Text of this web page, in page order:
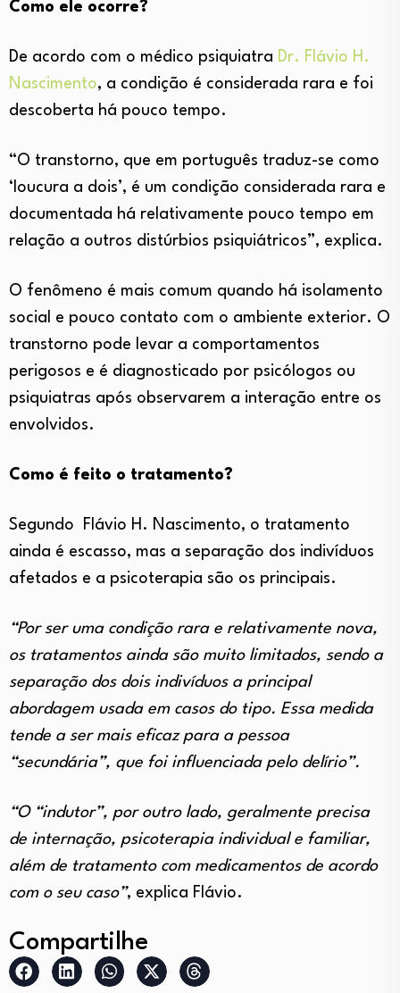
Como ele ocorre?
De acordo com o médico psiquiatra Dr. Flávio H.
Nascimento, a condição é considerada rara e foi
descoberta há pouco tempo.
“O transtorno, que em português traduz-se como
‘loucura a dois’, é um condição considerada rara e
documentada há relativamente pouco tempo em
relação a outros distúrbios psiquiátricos”, explica.
O fenômeno é mais comum quando há isolamento
social e pouco contato com o ambiente exterior. O
transtorno pode levar a comportamentos
perigosos e é diagnosticado por psicólogos ou
psiquiatras após observarem a interação entre os
envolvidos.
Como é feito o tratamento?
Segundo Flávio H. Nascimento, o tratamento
ainda é escasso, mas a separação dos indivíduos
afetados e a psicoterapia são os principais.
“Por ser uma condição rara e relativamente nova,
os tratamentos ainda são muito limitados, sendo a
separação dos dois indivíduos a principal
abordagem usada em casos do tipo. Essa medida
tende a ser mais eficaz para a pessoa
“secundária”, que foi influenciada pelo delírio”.
“O “indutor”, por outro lado, geralmente precisa
de internação, psicoterapia individual e familiar,
além de tratamento com medicamentos de acordo
com o seu caso”, explica Flávio.
Compartilhe